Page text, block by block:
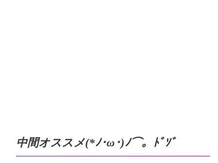
中間オススメ(*ﾉ･ω･)ﾉ⌒。ﾄﾞｿﾞ